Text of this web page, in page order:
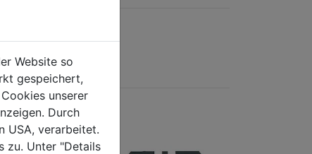
Website so
gespeichert,
unserer
Durch
USA, verarbeitet.
zu. Unter "Details